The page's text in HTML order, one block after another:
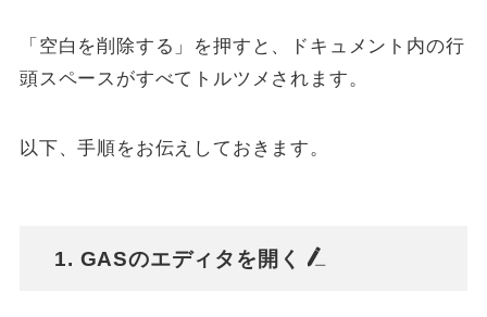
「空白を削除する」を押すと、ドキュメント内の行
頭スペースがすべてトルツメされます。
以下、手順をお伝えしておきます。
1. GASのエディタを開く